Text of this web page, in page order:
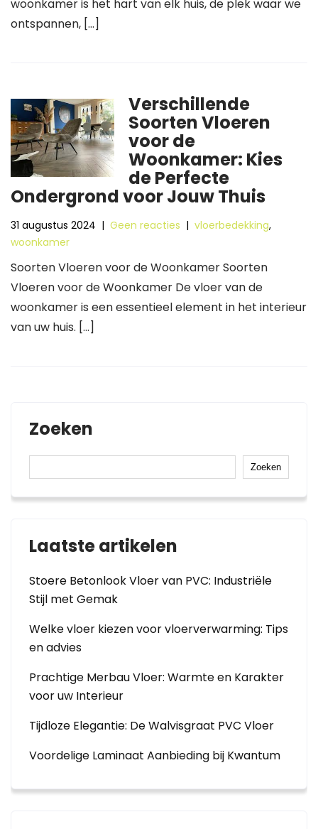
woonkamer is het hart van elk huis, de plek waar we
ontspannen, […]
Verschillende
Soorten Vloeren
voor de
Woonkamer: Kies
de Perfecte
Ondergrond voor Jouw Thuis
31 augustus 2024 | Geen reacties | vloerbedekking,
woonkamer
Soorten Vloeren voor de Woonkamer Soorten
Vloeren voor de Woonkamer De vloer van de
woonkamer is een essentieel element in het interieur
van uw huis. […]
Zoeken
Zoeken
Laatste artikelen
Stoere Betonlook Vloer van PVC: Industriële
Stijl met Gemak
Welke vloer kiezen voor vloerverwarming: Tips
en advies
Prachtige Merbau Vloer: Warmte en Karakter
voor uw Interieur
Tijdloze Elegantie: De Walvisgraat PVC Vloer
Voordelige Laminaat Aanbieding bij Kwantum